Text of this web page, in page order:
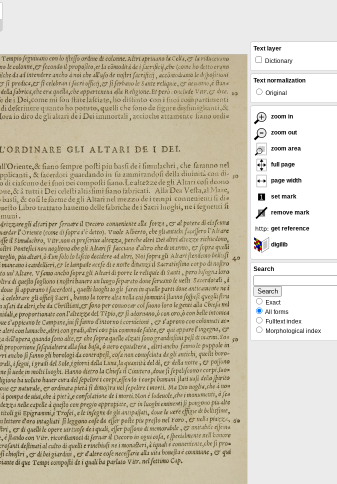
Text layer
Dictionary
Text normalization
Original
zoom in
zoom out
zoom area
full page
page width
set mark
remove mark
get reference
digilib
Search
Exact
All forms
Fulltext index
Morphological index